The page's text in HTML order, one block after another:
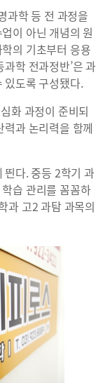
과학 등 전 과정을
이 아닌 개념의 원
의 기초부터 응용
학 전과정반’은 과
있도록 구성됐다.
화 과정이 준비되
과 논리력을 함께
띈다. 중등 2학기 과
습 관리를 꼼꼼하
과 고2 과탐 과목의